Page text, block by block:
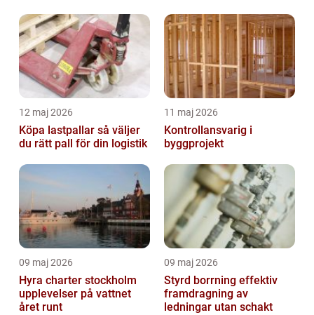
12 maj 2026
Köpa lastpallar så väljer
du rätt pall för din logistik
11 maj 2026
Kontrollansvarig i
byggprojekt
09 maj 2026
Hyra charter stockholm
upplevelser på vattnet
året runt
09 maj 2026
Styrd borrning effektiv
framdragning av
ledningar utan schakt